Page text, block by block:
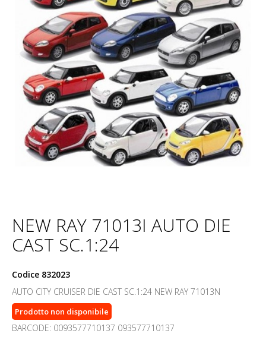
NEW RAY 71013I AUTO DIE
CAST SC.1:24
Codice 832023
AUTO CITY CRUISER DIE CAST SC.1:24 NEW RAY 71013N
Prodotto non disponibile
BARCODE: 0093577710137 093577710137